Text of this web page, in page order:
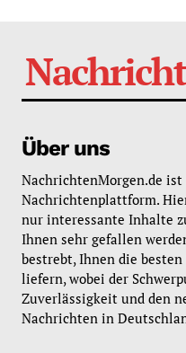
Über uns
NachrichtenMorgen.de
Nachrichtenplattform.
nur interessante Inhalte
Ihnen sehr gefallen
bestrebt, Ihnen die
liefern, wobei der
Zuverlässigkeit und den
Nachrichten in